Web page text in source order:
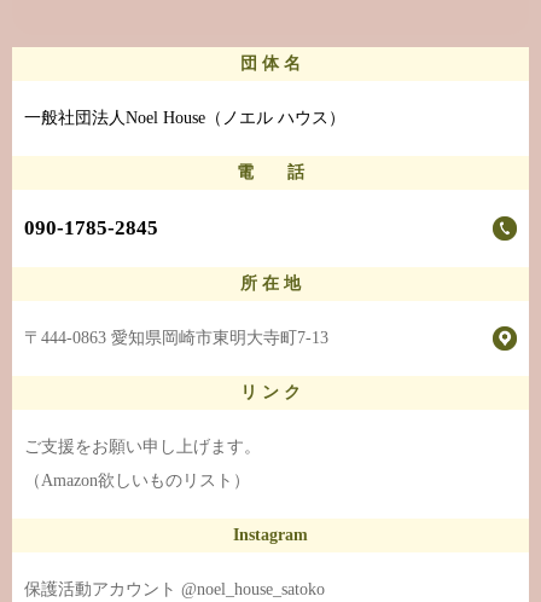
団 体 名
一般社団法人Noel House（ノエル ハウス）
電 話
090-1785-2845
所 在 地
〒444-0863 愛知県岡崎市東明大寺町7-13
リ ン ク
ご支援をお願い申し上げます。
（Amazon欲しいものリスト）
Instagram
保護活動アカウント @noel_house_satoko